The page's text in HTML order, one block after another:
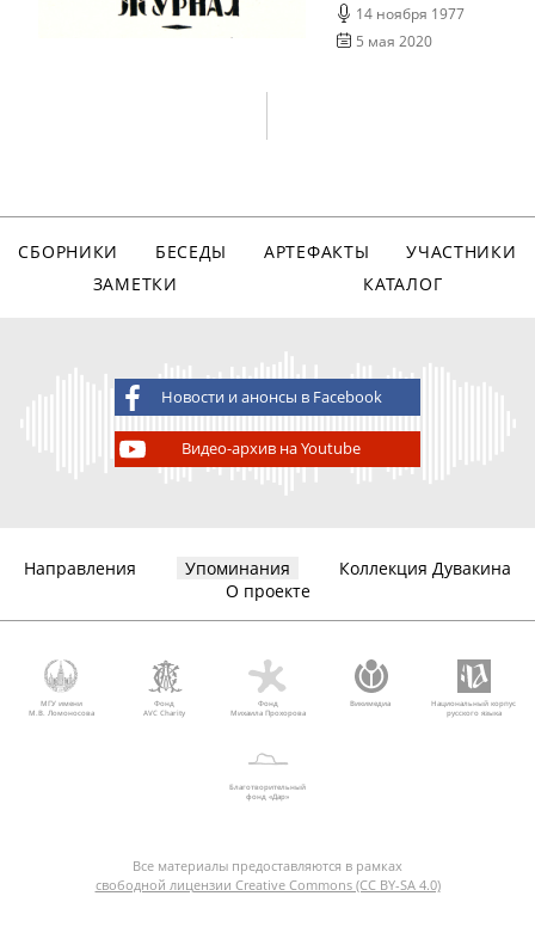
14 ноября 1977
5 мая 2020
СБОРНИКИ БЕСЕДЫ АРТЕФАКТЫ
УЧАСТНИКИ
ЗАМЕТКИ
КАТАЛОГ
Новости и анонсы в Facebook
Видео-архив на Youtube
Направления Упоминания
Коллекция Дувакина
О проекте
МГУ имени
М.В. Ломоносова
Фонд
AVC Charity
Фонд
Михаила Прохорова
Викимедиа
Национальный корпус
русского языка
Благотворительный
фонд «Дар»
Все материалы предоставляются в рамках
свободной лицензии Creative Commons (CC BY-SA 4.0)